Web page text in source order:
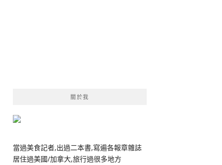
關於我
當過美食記者,出過二本書,寫遍各報章雜誌
居住過美國/加拿大,旅行過很多地方